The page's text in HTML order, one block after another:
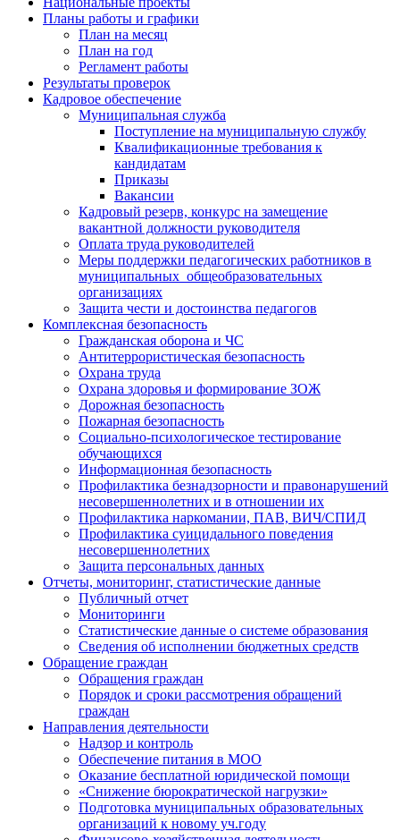
Планы работы и графики
План на месяц
План на год
Регламент работы
Результаты проверок
Кадровое обеспечение
Муниципальная служба
Поступление на муниципальную службу
Квалификационные требования к
кандидатам
Приказы
Вакансии
Кадровый резерв, конкурс на замещение
вакантной должности руководителя
Оплата труда руководителей
Меры поддержки педагогических работников в
муниципальных общеобразовательных
организациях
Защита чести и достоинства педагогов
Комплексная безопасность
Гражданская оборона и ЧС
Антитеррористическая безопасность
Охрана труда
Охрана здоровья и формирование ЗОЖ
Дорожная безопасность
Пожарная безопасность
Социально-психологическое тестирование
обучающихся
Информационная безопасность
Профилактика безнадзорности и правонарушений
несовершеннолетних и в отношении их
Профилактика наркомании, ПАВ, ВИЧ/СПИД
Профилактика суицидального поведения
несовершеннолетних
Защита персональных данных
Отчеты, мониторинг, статистические данные
Публичный отчет
Мониторинги
Статистические данные о системе образования
Сведения об исполнении бюджетных средств
Обращение граждан
Обращения граждан
Порядок и сроки рассмотрения обращений
граждан
Направления деятельности
Надзор и контроль
Обеспечение питания в МОО
Оказание бесплатной юридической помощи
«Снижение бюрократической нагрузки»
Подготовка муниципальных образовательных
организаций к новому уч.году